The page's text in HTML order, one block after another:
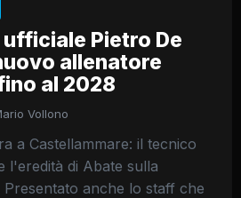
Pietro De
allenatore
al 2028
Vollono
a Castellammare: il tecnico
l'eredità di Abate sulla
anche lo staff che